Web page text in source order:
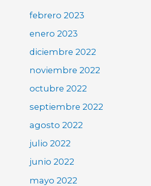
febrero 2023
enero 2023
diciembre 2022
noviembre 2022
octubre 2022
septiembre 2022
agosto 2022
julio 2022
junio 2022
mayo 2022